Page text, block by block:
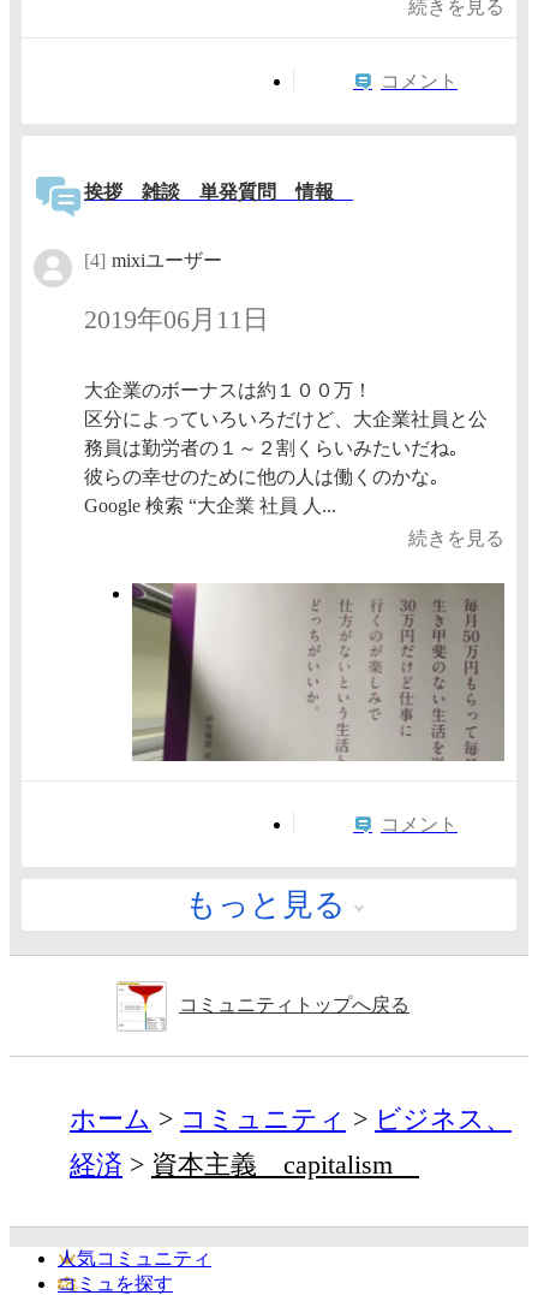
続きを見る
コメント
挨拶 雑談 単発質問 情報
[4] mixiユーザー
2019年06月11日
大企業のボーナスは約１００万！
区分によっていろいろだけど、大企業社員と公
務員は勤労者の１～２割くらいみたいだね｡
彼らの幸せのために他の人は働くのかな｡
Google 検索 “大企業 社員 人...
続きを見る
コメント
もっと見る
コミュニティトップへ戻る
ホーム コミュニティ
ビジネス、
経済
資本主義 capitalism
人気コミュニティ
コミュを探す